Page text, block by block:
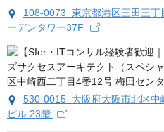
108-0073 東京都港区三田三丁
ーデンタワー37F
530-0015 大阪府大阪市北区中
ビル 23階